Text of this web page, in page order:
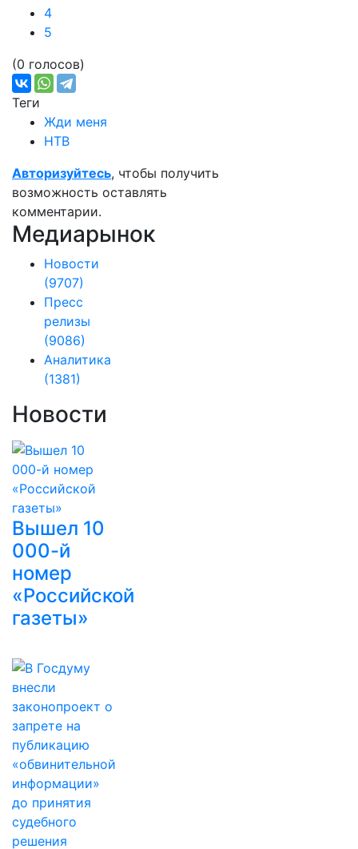
4
5
(0 голосов)
Теги
Жди меня
НТВ
Авторизуйтесь, чтобы получить
возможность оставлять
комментарии.
Медиарынок
Новости
(9707)
Пресс
релизы
(9086)
Аналитика
(1381)
Новости
Вышел 10
000-й
номер
«Российской
газеты»